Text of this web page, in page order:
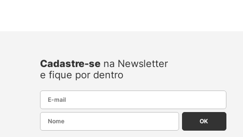
Cadastre-se na Newsletter
e fique por dentro
E-mail
Nome
OK